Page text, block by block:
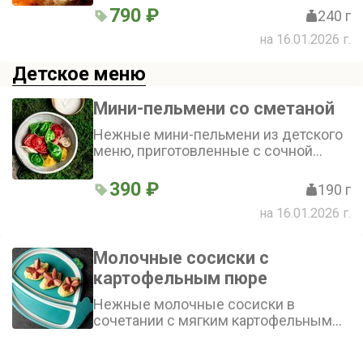
корочкой благодаря соусам и сыру
пармезан. Подаются с пикантными
нотками чеснока и лука фри
790 ₽ 240 г
на 16.01.2026 г.
Детское меню
Мини-пельмени со сметаной
Нежные мини-пельмени из детского
меню, приготовленные с сочной
идеально дополняются нежной
сметаной — идеальный выбор для
390 ₽ 190 г
на 16.01.2026 г.
Молочные сосиски с
картофельным пюре
Нежные молочные сосиски в
сочетании с мягким картофельным